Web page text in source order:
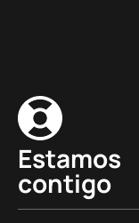
Estamos
contigo